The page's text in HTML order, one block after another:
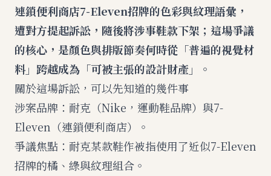
連鎖便利商店7-Eleven招牌的色彩與紋理語彙，
遭對方提起訴訟，隨後將涉事鞋款下架；這場爭議
的核心，是顏色與排版節奏何時從「普遍的視覺材
料」跨越成為「可被主張的設計財產」。
關於這場訴訟，可以先知道的幾件事
涉案品牌：耐克（Nike，運動鞋品牌）與7-
Eleven（連鎖便利商店）。
爭議焦點：耐克某款鞋作被指使用了近似7-Eleven
招牌的橘、綠與紋理組合。